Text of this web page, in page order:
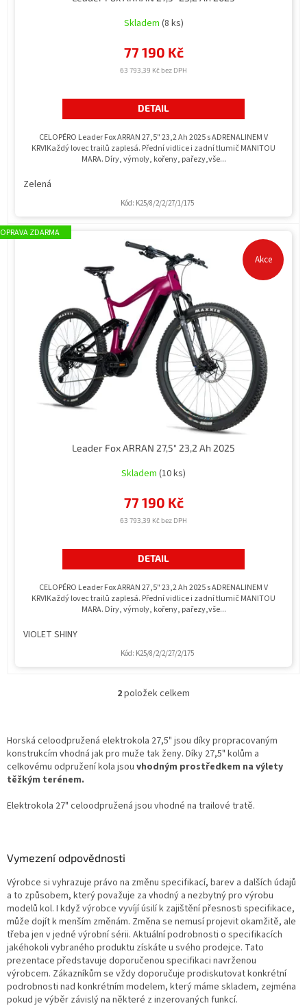
Skladem (8 ks)
63 793,39 Kč bez DPH
77 190 Kč
DETAIL
CELOPÉRO Leader Fox ARRAN 27,5" 23,2 Ah 2025 s ADRENALINEM V
KRVIKaždý lovec trailů zaplesá. Přední vidlice i zadní tlumič MANITOU
MARA. Díry, výmoly, kořeny, pařezy,vše...
Zelená
Kód: K25/8/2/2/27/1/175
Akce
ZDARMA
Leader Fox ARRAN 27,5" 23,2 Ah 2025
Skladem (10 ks)
63 793,39 Kč bez DPH
77 190 Kč
DETAIL
CELOPÉRO Leader Fox ARRAN 27,5" 23,2 Ah 2025 s ADRENALINEM V
KRVIKaždý lovec trailů zaplesá. Přední vidlice i zadní tlumič MANITOU
MARA. Díry, výmoly, kořeny, pařezy,vše...
VIOLET SHINY
Kód: K25/8/2/2/27/2/175
O
á
d
a
p
ý
p
i
s
u
2položek celkem
Horská celoodpružená elektrokola 27,5" jsou díky propracovaným
konstrukcím vhodná jak pro muže tak ženy. Díky 27,5" kolům a
celkovému odpružení kola jsou vhodným prostředkem na výlety
těžkým terénem.
Elektrokola 27" celoodpružená jsou vhodné na trailové tratě.
Vymezení odpovědnosti
Výrobce si vyhrazuje právo na změnu specifikací, barev a dalších údajů
a to způsobem, který považuje za vhodný a nezbytný pro výrobu
modelů kol. I když výrobce vyvíjí úsilí k zajištění přesnosti specifikace,
může dojít k menším změnám. Změna se nemusí projevit okamžitě, ale
třeba jen v jedné výrobní sérii. Aktuální podrobnosti o specifikacích
jakéhokoli vybraného produktu získáte u svého prodejce. Tato
prezentace představuje doporučenou specifikaci navrženou
výrobcem. Zákazníkům se vždy doporučuje prodiskutovat konkrétní
podrobnosti nad konkrétním modelem, který máme skladem, zejména
pokud je výběr závislý na některé z inzerovaných funkcí.